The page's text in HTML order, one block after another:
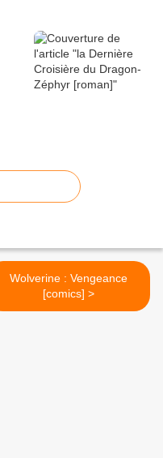
Wolverine : Vengeance
[comics] >